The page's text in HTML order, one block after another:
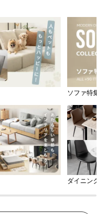
ソファ特集
ダイニング